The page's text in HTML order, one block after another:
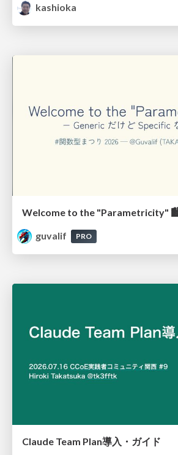
kashioka
guvalif
PRO
Claude Team Plan導入・ガイド